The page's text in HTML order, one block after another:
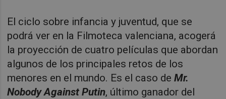
El ciclo sobre infancia y juventud, que se
podrá ver en la Filmoteca valenciana, acogerá
la proyección de cuatro películas que abordan
algunos de los principales retos de los
menores en el mundo. Es el caso deMr.
Nobody Against Putin, último ganador del